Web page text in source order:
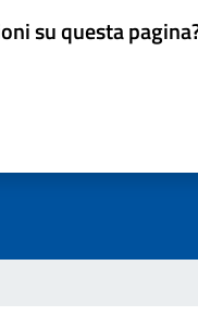
su questa